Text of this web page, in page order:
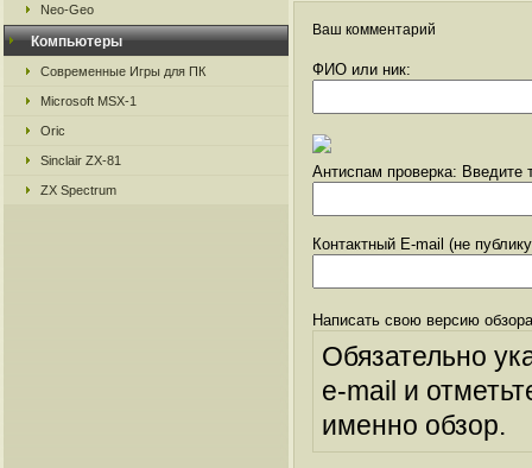
Neo-Geo
Компьютеры
Современные Игры для ПК
Microsoft MSX-1
Oric
Sinclair ZX-81
ZX Spectrum
Ваш комментарий
ФИО или ник:
Антиспам проверка: Введите
Контактный E-mail (не
Написать свою версию
Обязательно
e-mail и
именно обзор.